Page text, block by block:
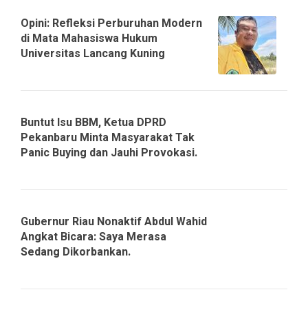
Opini: Refleksi Perburuhan Modern
di Mata Mahasiswa Hukum
Universitas Lancang Kuning
Buntut Isu BBM, Ketua DPRD
Pekanbaru Minta Masyarakat Tak
Panic Buying dan Jauhi Provokasi.
Gubernur Riau Nonaktif Abdul Wahid
Angkat Bicara: Saya Merasa
Sedang Dikorbankan.